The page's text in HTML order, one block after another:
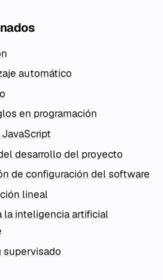
automático
en programación
desarrollo del proyecto
de configuración del software
lineal
la inteligencia artificial
supervisado